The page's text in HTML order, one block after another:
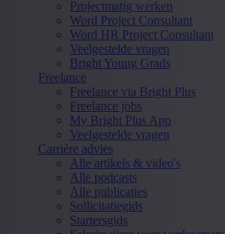
Projectmatig werken
Word Project Consultant
Word HR Project Consultant
Veelgestelde vragen
Bright Young Grads
Freelance
Freelance via Bright Plus
Freelance jobs
My Bright Plus App
Veelgestelde vragen
Carrière advies
Alle artikels & video's
Alle podcasts
Alle publicaties
Sollicitatiegids
Startersgids